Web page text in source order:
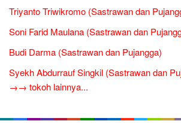
Triyanto Triwikromo (Sastrawan dan
Soni Farid Maulana (Sastrawan dan
Budi Darma (Sastrawan dan Pujangga)
Syekh Abdurrauf Singkil (Sastrawan dan
→→ tokoh lainnya...